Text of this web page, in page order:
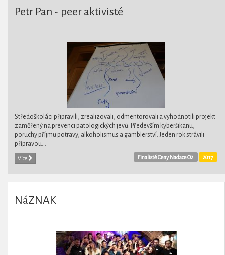
Petr Pan - peer aktivisté
Středoškoláci připravili, zrealizovali, odmentorovali a vyhodnotili projekt
zaměřený na prevenci patologických jevů. Především kyberšikanu,
poruchy příjmu potravy, alkoholismus a gamblerství. Jeden rok strávili
přípravou...
Více 2017
Finalisté Ceny Nadace O2
NáZNAK